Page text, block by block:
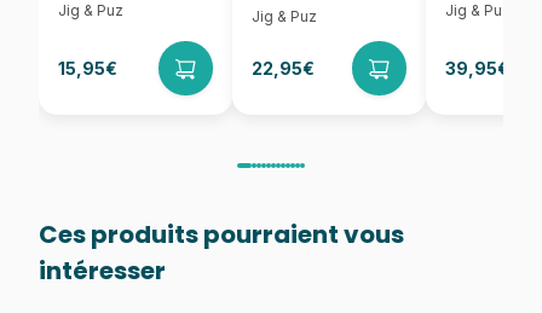
Jig & Puz
15,95€
Jig & Puz
22,95€
Jig & Puz
39,95€
Ces produits pourraient vous
intéresser